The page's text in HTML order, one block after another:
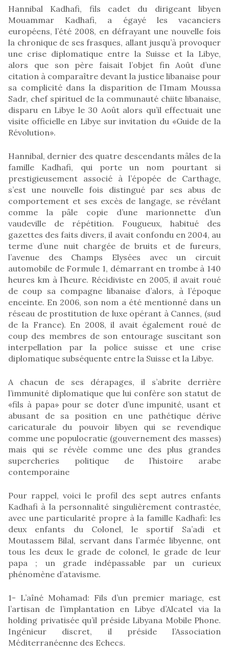
Hannibal Kadhafi, fils cadet du dirigeant libyen
Mouammar Kadhafi, a égayé les vacanciers
européens, l’été 2008, en défrayant une nouvelle fois
la chronique de ses frasques, allant jusqu’à provoquer
une crise diplomatique entre la Suisse et la Libye,
alors que son père faisait l’objet fin Août d’une
citation à comparaître devant la justice libanaise pour
sa complicité dans la disparition de l’Imam Moussa
Sadr, chef spirituel de la communauté chiite libanaise,
disparu en Libye le 30 Août alors qu’il effectuait une
visite officielle en Libye sur invitation du «Guide de la
Révolution».
Hannibal, dernier des quatre descendants mâles de la
famille Kadhafi, qui porte un nom pourtant si
prestigieusement associé à l’épopée de Carthage,
s’est une nouvelle fois distingué par ses abus de
comportement et ses excès de langage, se révélant
comme la pâle copie d’une marionnette d’un
vaudeville de répétition. Fougueux, habitué des
gazettes des faits divers, il avait confondu en 2004, au
terme d’une nuit chargée de bruits et de fureurs,
l’avenue des Champs Elysées avec un circuit
automobile de Formule 1, démarrant en trombe à 140
heures km à l’heure. Récidiviste en 2005, il avait roué
de coup sa compagne libanaise d’alors, à l’époque
enceinte. En 2006, son nom a été mentionné dans un
réseau de prostitution de luxe opérant à Cannes, (sud
de la France). En 2008, il avait également roué de
coup des membres de son entourage suscitant son
interpellation par la police suisse et une crise
diplomatique subséquente entre la Suisse et la Libye.
A chacun de ses dérapages, il s’abrite derrière
l’immunité diplomatique que lui confère son statut de
«fils à papa» pour se doter d’une impunité, usant et
abusant de sa position en une pathétique dérive
caricaturale du pouvoir libyen qui se revendique
comme une populocratie (gouvernement des masses)
mais qui se révèle comme une des plus grandes
supercheries politique de l’histoire arabe
contemporaine
Pour rappel, voici le profil des sept autres enfants
Kadhafi à la personnalité singulièrement contrastée,
avec une particularité propre à la famille Kadhafi: les
deux enfants du Colonel, le sportif Sa’adi et
Moutassem Bilal, servant dans l’armée libyenne, ont
tous les deux le grade de colonel, le grade de leur
papa ; un grade indépassable par un curieux
phénomène d’atavisme.
1- L’aîné Mohamad: Fils d’un premier mariage, est
l’artisan de l’implantation en Libye d’Alcatel via la
holding privatisée qu’il préside Libyana Mobile Phone.
Ingénieur discret, il préside l’Association
Méditerranéenne des Echecs.